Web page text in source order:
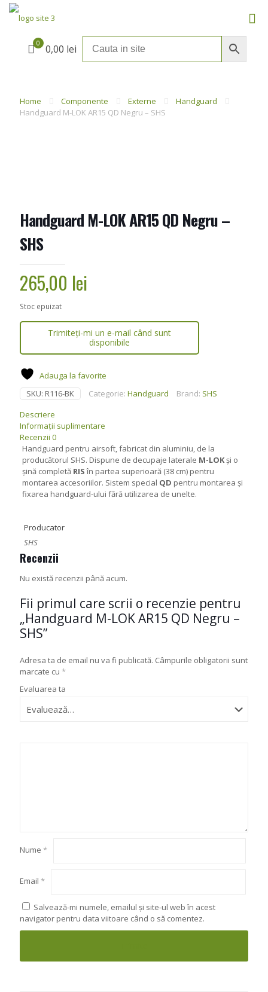
0 0,00 lei
Home Componente Externe
Handguard
Handguard M-LOK AR15 QD Negru – SHS
Handguard M-LOK AR15 QD Negru –
SHS
265,00 lei
Stoc epuizat
Trimiteți-mi un e-mail când sunt
disponibile
Adauga la favorite
SKU: R116-BK Categorie: Handguard Brand: SHS
Descriere
Informații suplimentare
Recenzii 0
Handguard pentru airsoft, fabricat din aluminiu, de la
producătorul SHS. Dispune de decupaje laterale M-LOKși o
șină completă RISîn partea superioară (38 cm) pentru
montarea accesoriilor. Sistem special QD pentru montarea și
fixarea handguard-ului fără utilizarea de unelte.
Producator
SHS
Recenzii
Nu există recenzii până acum.
Fii primul care scrii o recenzie pentru
„Handguard M-LOK AR15 QD Negru –
SHS”
Adresa ta de email nu va fi publicată. Câmpurile obligatorii sunt
marcate cu *
Evaluarea ta
Nume *
Email *
Salvează-mi numele, emailul și site-ul web în acest
navigator pentru data viitoare când o să comentez.